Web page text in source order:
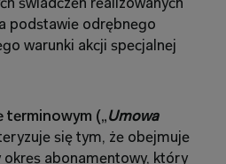
świadczeń realizowanych
podstawie odrębnego
warunki akcji specjalnej
terminowym („Umowa
się tym, że obejmuje
okres abonamentowy, który